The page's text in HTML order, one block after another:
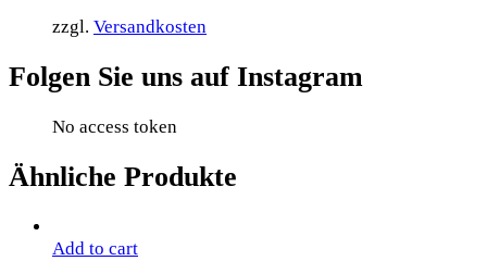
zzgl. Versandkosten
Folgen Sie uns auf Instagram
No access token
Ähnliche Produkte
Add to cart